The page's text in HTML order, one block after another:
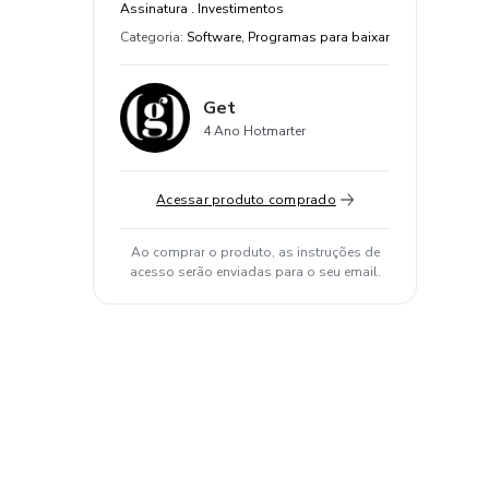
Assinatura . Investimentos
Categoria: Software, Programas para baixar
Get
4 Ano Hotmarter
Acessar produto comprado
Ao comprar o produto, as instruções de
acesso serão enviadas para o seu email.